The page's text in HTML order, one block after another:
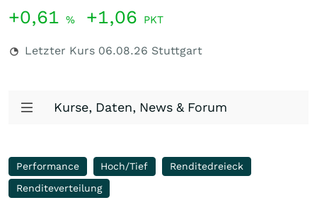
+0,61 % +1,06 PKT
Letzter Kurs 06.08.26 Stuttgart
Kurse, Daten, News & Forum
Performance Hoch/Tief
Renditedreieck
Renditeverteilung